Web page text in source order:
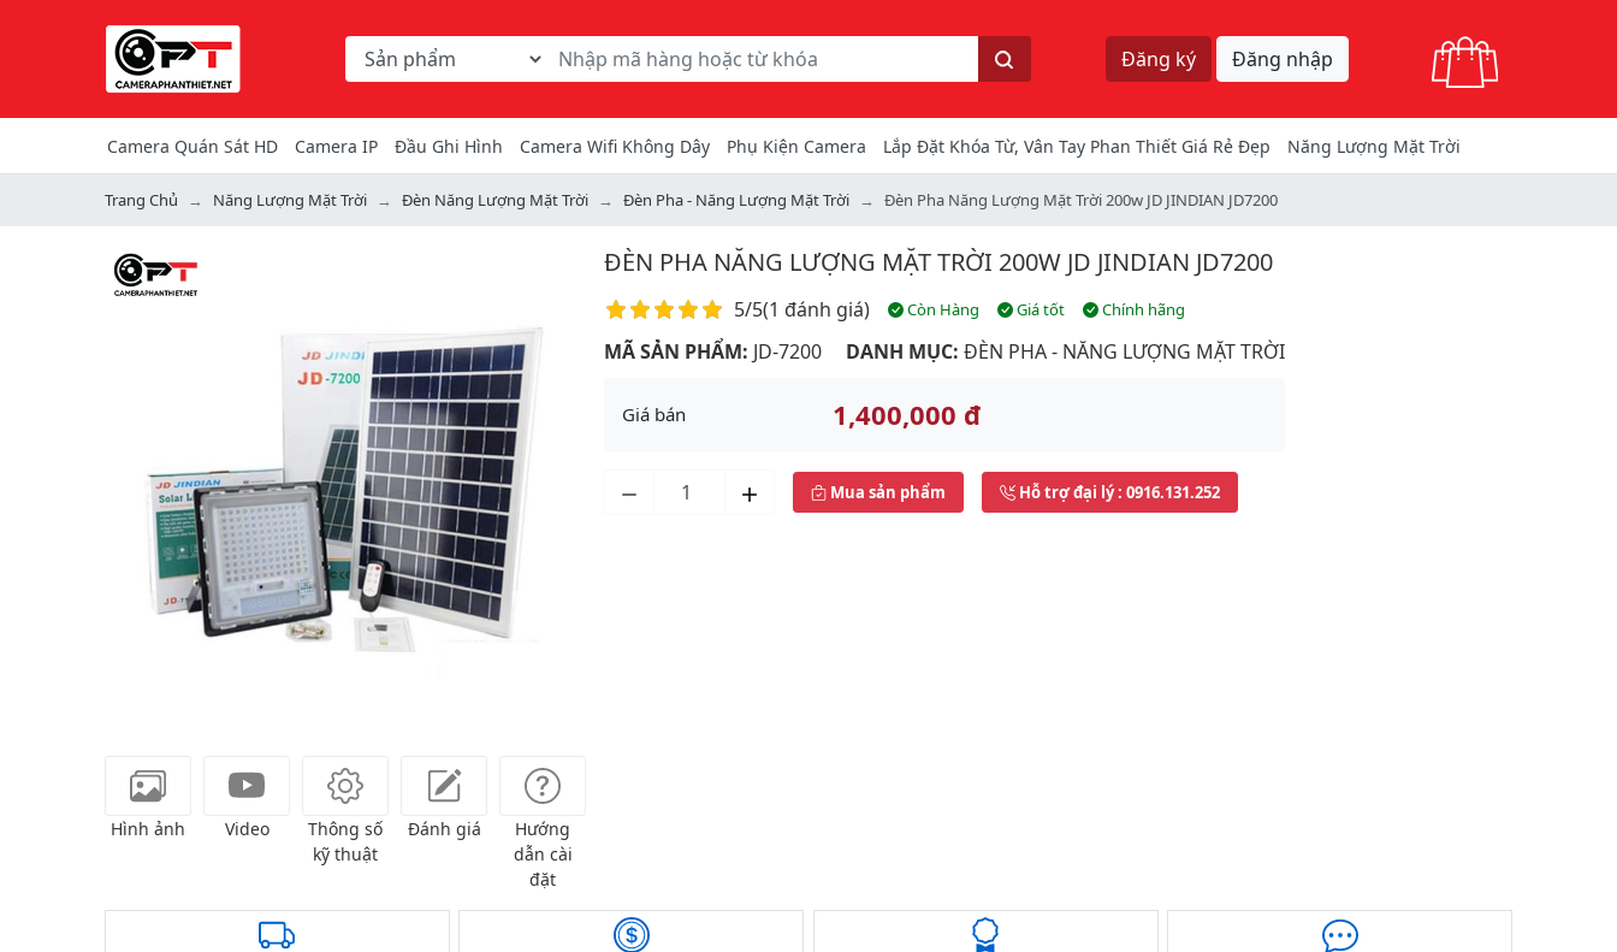
Chọn danh mục tìm kiếm
Từ khóa hoặc mã hàng
Tìm kiếm
Đăng ký Đăng nhập
Camera Quán Sát HD Camera IP Đầu Ghi Hình Camera Wifi Không Dây Phụ Kiện Camera Lắp Đặt Khóa Từ, Vân Tay Phan Thiết Giá Rẻ Đẹp Năng Lượng Mặt Trời
Trang Chủ Năng Lượng Mặt Trời Đèn Năng Lượng Mặt Trời Đèn Pha - Năng Lượng Mặt Trời Đèn Pha Năng Lượng Mặt Trời 200w JD JINDIAN JD7200
Previous
Hình ảnh Video
Thông số
kỹ thuật
Đánh giá
Hướng
dẫn cài
đặt
ĐÈN PHA NĂNG LƯỢNG MẶT TRỜI 200W JD JINDIAN JD7200
Điểm đánh giá
5/5(1 đánh giá) Còn Hàng Giá tốt Chính hãng
MÃ SẢN PHẨM: JD-7200 DANH MỤC: ĐÈN PHA - NĂNG LƯỢNG MẶT TRỜI
Giá bán 1,400,000 đ
Mua sản phẩm Hỗ trợ đại lý: 0916.131.252